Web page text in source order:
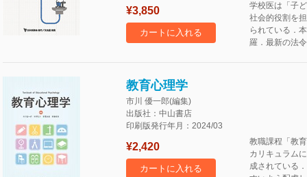
¥3,850
カートに入れる
学校医は「子
社会的役割を
られている．
羅．最新の法
教育心理学
市川 優一郎(編集)
出版社：中山書店
印刷版発行年月：2024/03
¥2,420
カートに入れる
教職課程「教
カリキュラム
成されている